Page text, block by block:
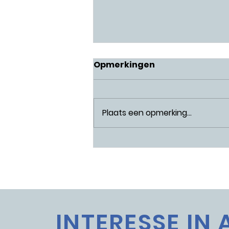
Van object naar
Opmerkingen
Plaats een opmerking...